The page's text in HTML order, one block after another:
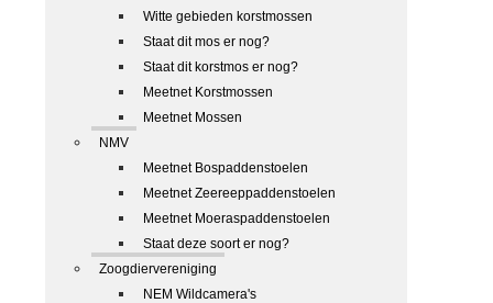
Witte gebieden korstmossen
Staat dit mos er nog?
Staat dit korstmos er nog?
Meetnet Korstmossen
Meetnet Mossen
NMV
Meetnet Bospaddenstoelen
Meetnet Zeereeppaddenstoelen
Meetnet Moeraspaddenstoelen
Staat deze soort er nog?
Zoogdiervereniging
NEM Wildcamera's